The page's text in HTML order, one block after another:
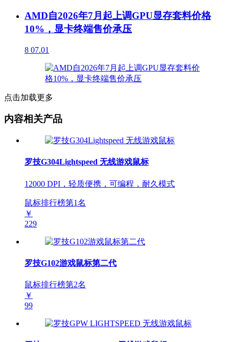
AMD自2026年7月起上调GPU显存套料价格
10%，显卡终端售价承压
8 07.01
点击加载更多
内容相关产品
罗技G304Lightspeed 无线游戏鼠标
12000 DPI，轻质便携，可编程，耐久模式
鼠标排行榜第1名
￥
229
罗技G102游戏鼠标第二代
鼠标排行榜第2名
￥
99